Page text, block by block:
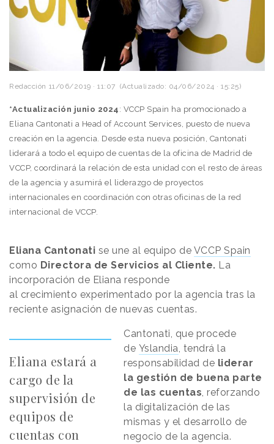
Redacción 11/06/2019 · 11:07 (Actualizado: 04/06/2024 · 15:25)
*Actualización junio 2024 : VCCP Spain ha promocionado a
Eliana Cantonati a Head of Account Services, puesto de nueva
creación en la agencia. Desde esta nueva posición, Cantonati
liderará a todo el equipo de cuentas de la oficina de Madrid de
VCCP, coordinará la relación de esta unidad con el resto de áreas
de la agencia y asumirá el liderazgo de proyectos
internacionales en coordinación con otras oficinas de la red
internacional de VCCP.
Eliana Cantonati se une al equipo de VCCP Spain
como Directora de Servicios al Cliente. La
incorporación de Eliana responde
al crecimiento experimentado por la agencia tras la
reciente asignación de nuevas cuentas.
Eliana estará a
cargo de la
supervisión de
equipos de
cuentas con
Cantonati, que procede
de Yslandia, tendrá la
responsabilidad de liderar
la gestión de buena parte
de las cuentas, reforzando
la digitalización de las
mismas y el desarrollo de
negocio de la agencia.